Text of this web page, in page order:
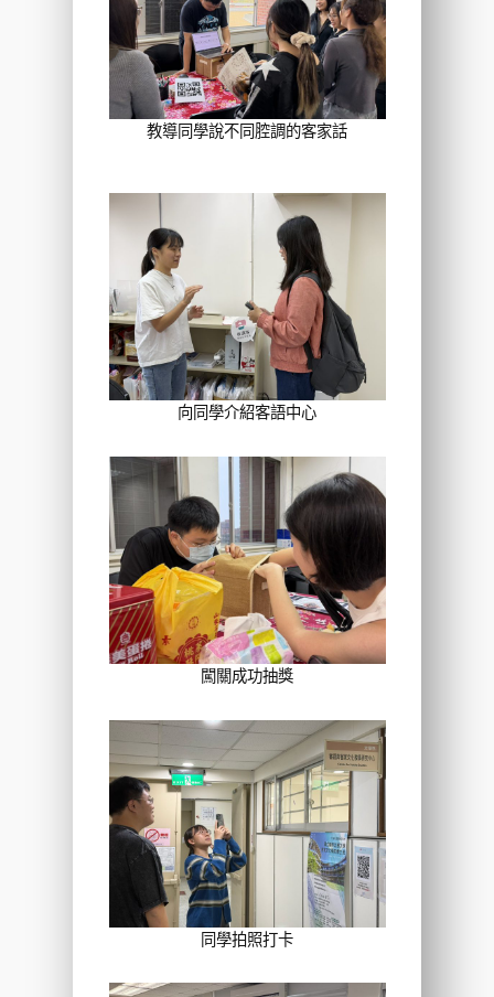
教導同學說不同腔調的客家話
向同學介紹客語中心
闖關成功抽獎
同學拍照打卡